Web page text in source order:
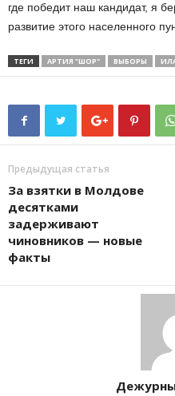
где победит наш кандидат, я
развитие этого населенного
ТЕГИ АРТИЯ "ШОР" ВЫБОРЫ
Предыдущая статья
За взятки в Молдове
десятками
задерживают
чиновников — новые
факты